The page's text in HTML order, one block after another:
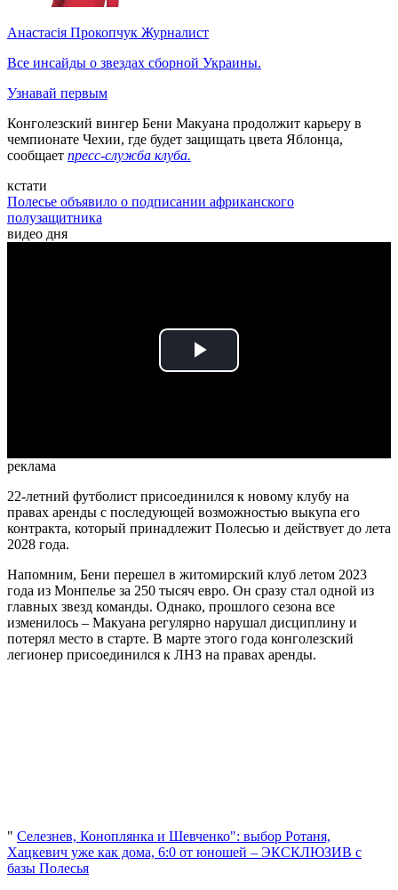
Анастасія Прокопчук Журналист
Все инсайды о звездах сборной Украины.
Узнавай первым
Конголезский вингер Бени Макуана продолжит карьеру в
чемпионате Чехии, где будет защищать цвета Яблонца,
сообщает пресс-служба клуба.
кстати
Полесье объявило о подписании африканского
полузащитника
видео дня
Play
реклама
22-летний футболист присоединился к новому клубу на
правах аренды с последующей возможностью выкупа его
контракта, который принадлежит Полесью и действует до лета
2028 года.
Напомним, Бени перешел в житомирский клуб летом 2023
года из Монпелье за 250 тысяч евро. Он сразу стал одной из
главных звезд команды. Однако, прошлого сезона все
изменилось – Макуана регулярно нарушал дисциплину и
потерял место в старте. В марте этого года конголезский
легионер присоединился к ЛНЗ на правах аренды.
" Селезнев, Коноплянка и Шевченко": выбор Ротаня,
Хацкевич уже как дома, 6:0 от юношей – ЭКСКЛЮЗИВ с
базы Полесья